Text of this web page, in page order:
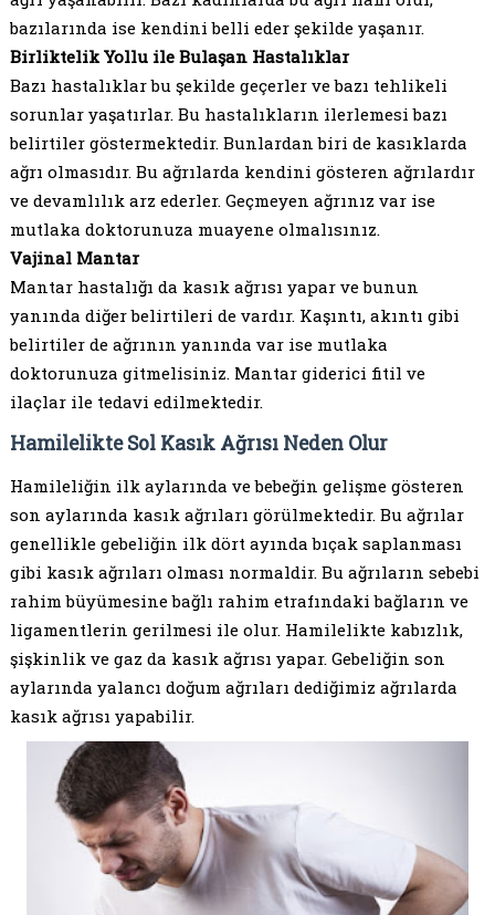
bazılarında ise kendini belli eder şekilde yaşanır.
Birliktelik Yollu ile Bulaşan Hastalıklar
Bazı hastalıklar bu şekilde geçerler ve bazı tehlikeli
sorunlar yaşatırlar. Bu hastalıkların ilerlemesi bazı
belirtiler göstermektedir. Bunlardan biri de kasıklarda
ağrı olmasıdır. Bu ağrılarda kendini gösteren ağrılardır
ve devamlılık arz ederler. Geçmeyen ağrınız var ise
mutlaka doktorunuza muayene olmalısınız.
Vajinal Mantar
Mantar hastalığı da kasık ağrısı yapar ve bunun
yanında diğer belirtileri de vardır. Kaşıntı, akıntı gibi
belirtiler de ağrının yanında var ise mutlaka
doktorunuza gitmelisiniz. Mantar giderici fitil ve
ilaçlar ile tedavi edilmektedir.
Hamilelikte Sol Kasık Ağrısı Neden Olur
Hamileliğin ilk aylarında ve bebeğin gelişme gösteren
son aylarında kasık ağrıları görülmektedir. Bu ağrılar
genellikle gebeliğin ilk dört ayında bıçak saplanması
gibi kasık ağrıları olması normaldir. Bu ağrıların sebebi
rahim büyümesine bağlı rahim etrafındaki bağların ve
ligamentlerin gerilmesi ile olur. Hamilelikte kabızlık,
şişkinlik ve gaz da kasık ağrısı yapar. Gebeliğin son
aylarında yalancı doğum ağrıları dediğimiz ağrılarda
kasık ağrısı yapabilir.